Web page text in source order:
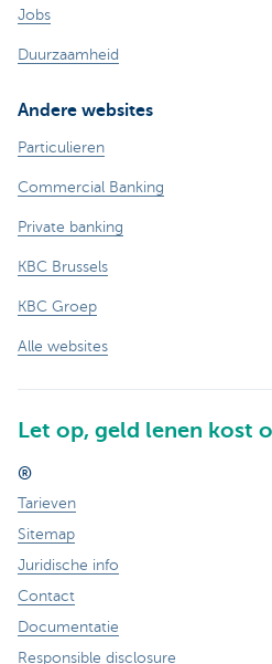
Jobs
Duurzaamheid
Andere websites
Particulieren
Commercial Banking
Private banking
KBC Brussels
KBC Groep
Alle websites
Let op, geld lenen kost
®
Tarieven
Sitemap
Juridische info
Contact
Documentatie
Responsible disclosure